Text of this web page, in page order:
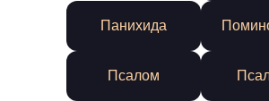
Панихида
Псалом